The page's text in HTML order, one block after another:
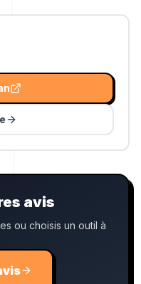
avis
ou choisis un outil à